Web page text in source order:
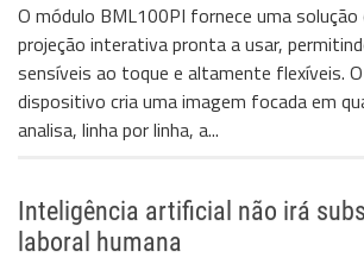
O módulo BML100PI fornece uma
projeção interativa pronta a usar,
sensíveis ao toque e altamente flexíveis.
dispositivo cria uma imagem focada em
analisa, linha por linha, a...
Inteligência artificial não irá
laboral humana